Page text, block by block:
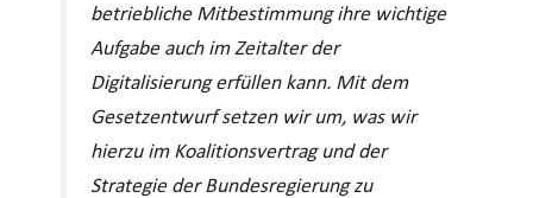
betriebliche Mitbestimmung ihre wichtige
Aufgabe auch im Zeitalter der
Digitalisierung erfüllen kann. Mit dem
Gesetzentwurf setzen wir um, was wir
hierzu im Koalitionsvertrag und der
Strategie der Bundesregierung zu